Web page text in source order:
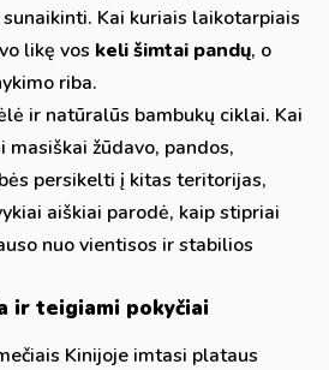
Kai kuriais laikotarpiais
likę vos keli šimtai pandų, o
riba.
ir natūralūs bambukų ciklai. Kai
žūdavo, pandos,
persikelti į kitas teritorijas,
aiškiai parodė, kaip stipriai
nuo vientisos ir stabilios
ir teigiami pokyčiai
Kinijoje imtasi plataus